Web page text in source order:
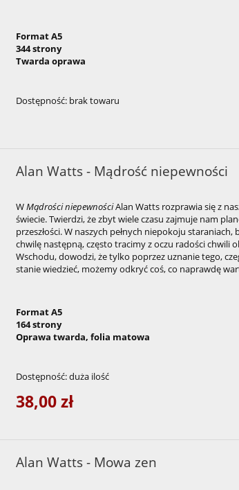
Format A5
344 strony
Twarda oprawa
Dostępność: brak towaru
Alan Watts - Mądrość niepewności
WMądrości niepewnościAlan Watts rozprawia się z
świecie. Twierdzi, że zbyt wiele czasu zajmuje nam
przeszłości. W naszych pełnych niepokoju
chwilę następną, często tracimy z oczu radości chwili
Wschodu, dowodzi, że tylko poprzez uznanie tego,
stanie wiedzieć, możemy odkryć coś, co naprawdę
Format A5
164 strony
Oprawa twarda, folia matowa
Dostępność:duża ilość
38,00 zł
Alan Watts - Mowa zen